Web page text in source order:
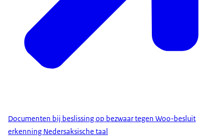
Documenten bij beslissing op bezwaar tegen Woo-besluit
erkenning Nedersaksische taal